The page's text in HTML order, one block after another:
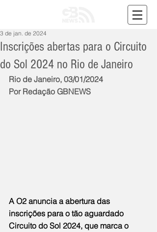
Inscrições abertas para o Circuito
do Sol 2024 no Rio de Janeiro
3 de jan. de 2024
Rio de Janeiro, 03/01/2024
Por Redação GBNEWS
A O2 anuncia a abertura das
inscrições para o tão aguardado
Circuito do Sol 2024, que marca o